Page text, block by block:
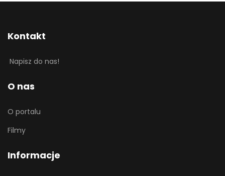
Kontakt
Napisz do nas!
O nas
O portalu
Filmy
Informacje